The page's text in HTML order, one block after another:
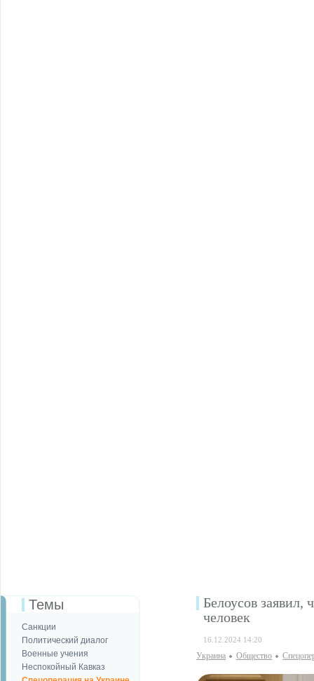
Темы
Санкции
Политический диалог
Военные учения
Неспокойный Кавказ
Белоусов заявил,
человек
16.12.2024 14:20
Украина Общество